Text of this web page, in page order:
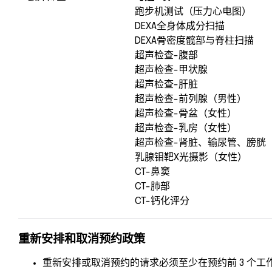
跑步机测试（压力心电图）
DEXA全身体成分扫描
DEXA骨密度髋部与脊柱扫描
超声检查-腹部
超声检查-甲状腺
超声检查-肝脏
超声检查-前列腺（男性）
超声检查-骨盆（女性）
超声检查-乳房（女性）
超声检查-肾脏、输尿管、膀胱
乳腺钼靶X光摄影（女性）
CT-鼻窦
CT-肺部
CT-钙化评分
重新安排和取消预约政策
重新安排或取消预约的请求必须至少在预约前 3 个工